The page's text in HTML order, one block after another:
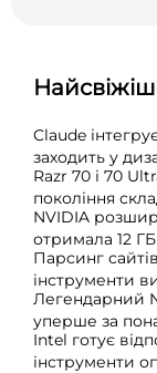
Claude
заходить у
Razr 70 і 70
покоління
NVIDIA
отримала 12
Парсинг
інструменти
Легендарний
уперше за
Intel готує
інструменти